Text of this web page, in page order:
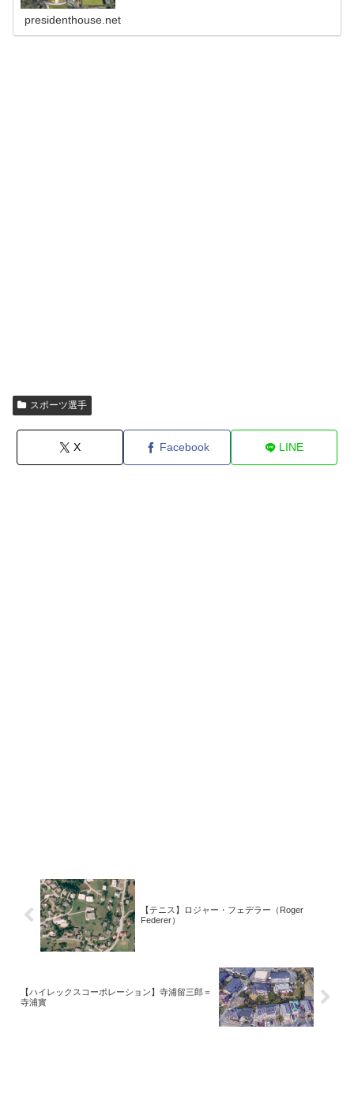
presidenthouse.net
スポーツ選手
X Facebook LINE
【テニス】ロジャー・フェデラー（Roger
Federer）
【ハイレックスコーポレーション】寺浦留三郎＝
寺浦實